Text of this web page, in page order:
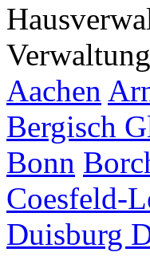
Aachen
Bergisch
Bonn
Coesfeld-
Duisburg